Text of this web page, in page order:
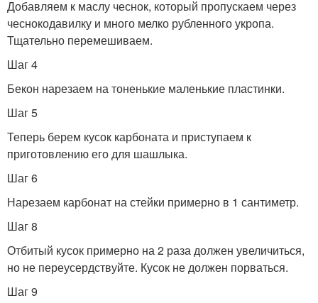
Добавляем к маслу чеснок, который пропускаем через
чеснокодавилку и много мелко рубленного укропа.
Тщательно перемешиваем.
Шаг 4
Бекон нарезаем на тоненькие маленькие пластинки.
Шаг 5
Теперь берем кусок карбоната и приступаем к
приготовлению его для шашлыка.
Шаг 6
Нарезаем карбонат на стейки примерно в 1 сантиметр.
Шаг 8
Отбитый кусок примерно на 2 раза должен увеличиться,
но не переусердствуйте. Кусок не должен порваться.
Шаг 9